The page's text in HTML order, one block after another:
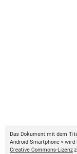
Das Dokument mit dem
Android-Smartphone » wird
Creative Commons-Lizenz